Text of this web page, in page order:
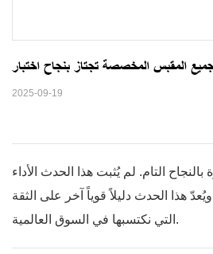
2025-09-19
التام. لم يُثبت هذا الحدث الأداء
هذا الحدث دليلاً قوياً آخر على الثقة
التي نكتسبها في السوق العالمية.